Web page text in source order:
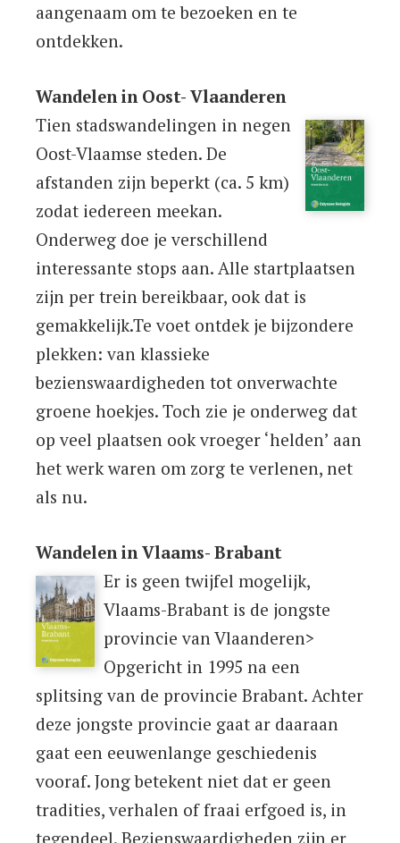
aangenaam om te bezoeken en te
ontdekken.
Wandelen in Oost- Vlaanderen
Tien stadswandelingen in negen
Oost-Vlaamse steden. De
afstanden zijn beperkt (ca. 5 km)
zodat iedereen meekan.
Onderweg doe je verschillend
interessante stops aan. Alle startplaatsen
zijn per trein bereikbaar, ook dat is
gemakkelijk.Te voet ontdek je bijzondere
plekken: van klassieke
bezienswaardigheden tot onverwachte
groene hoekjes. Toch zie je onderweg dat
op veel plaatsen ook vroeger ‘helden’ aan
het werk waren om zorg te verlenen, net
als nu.
Wandelen in Vlaams- Brabant
Er is geen twijfel mogelijk,
Vlaams-Brabant is de jongste
provincie van Vlaanderen>
Opgericht in 1995 na een
splitsing van de provincie Brabant. Achter
deze jongste provincie gaat ar daaraan
gaat een eeuwenlange geschiedenis
vooraf. Jong betekent niet dat er geen
tradities, verhalen of fraai erfgoed is, in
tegendeel. Bezienswaardigheden zijn er